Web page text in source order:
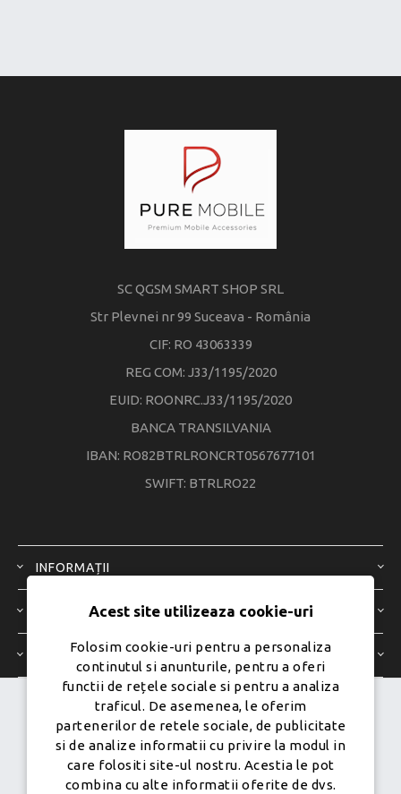
SC QGSM SMART SHOP SRL
Str Plevnei nr 99 Suceava - România
CIF: RO 43063339
REG COM: J33/1195/2020
EUID: ROONRC.J33/1195/2020
BANCA TRANSILVANIA
IBAN: RO82BTRLRONCRT0567677101
SWIFT: BTRLRO22
INFORMAȚII
SERVICIU CLIENȚI
CONTUL MEU
Dezvoltat de
Ecom Digital -
Powered bynopCommerce
Acest site utilizeaza cookie-uri
Folosim cookie-uri pentru a personaliza
continutul si anunturile, pentru a oferi
functii de rețele sociale si pentru a analiza
traficul. De asemenea, le oferim
partenerilor de retele sociale, de publicitate
si de analize informatii cu privire la modul in
care folositi site-ul nostru. Acestia le pot
combina cu alte informatii oferite de dvs.